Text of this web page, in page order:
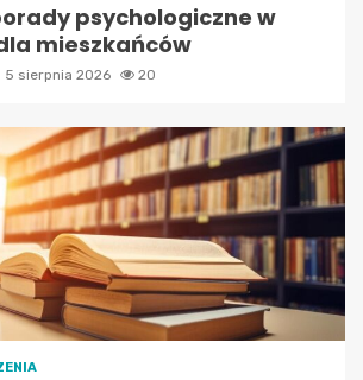
psychologiczne w
mieszkańców
5 sierpnia 2026 20